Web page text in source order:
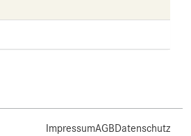
ImpressumAGBDatenschutz